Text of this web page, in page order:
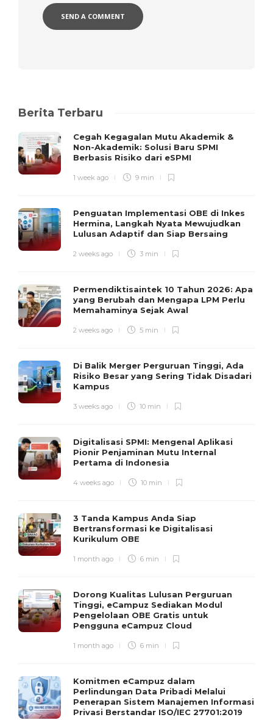
Berita Terbaru
Cegah Kegagalan Mutu Akademik &
Non-Akademik: Solusi Baru SPMI
Berbasis Risiko dari eSPMI
1 week ago 9 min
Penguatan Implementasi OBE di Inkes
Hermina, Langkah Nyata Mewujudkan
Lulusan Adaptif dan Siap Bersaing
2 weeks ago 3 min
Permendiktisaintek 10 Tahun 2026: Apa
yang Berubah dan Mengapa LPM Perlu
Memahaminya Sejak Awal
2 weeks ago 5 min
Di Balik Merger Perguruan Tinggi, Ada
Risiko Besar yang Sering Tidak Disadari
Kampus
3 weeks ago 10 min
Digitalisasi SPMI: Mengenal Aplikasi
Pionir Penjaminan Mutu Internal
Pertama di Indonesia
4 weeks ago 10 min
3 Tanda Kampus Anda Siap
Bertransformasi ke Digitalisasi
Kurikulum OBE
1 month ago 6 min
Dorong Kualitas Lulusan Perguruan
Tinggi, eCampuz Sediakan Modul
Pengelolaan OBE Gratis untuk
Pengguna eCampuz Cloud
1 month ago 6 min
Komitmen eCampuz dalam
Perlindungan Data Pribadi Melalui
Penerapan Sistem Manajemen Informasi
Privasi Berstandar ISO/IEC 27701:2019